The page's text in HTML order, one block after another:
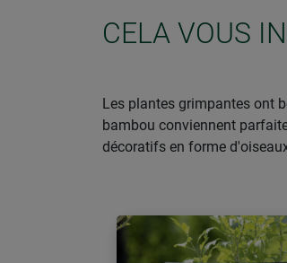
CELA VOUS
Les plantes grimpantes ont
bambou conviennent
décoratifs en forme